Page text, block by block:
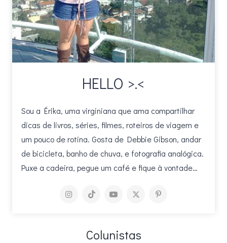
HELLO >.<
Sou a Érika, uma virginiana que ama compartilhar
dicas de livros, séries, filmes, roteiros de viagem e
um pouco de rotina. Gosta de Debbie Gibson, andar
de bicicleta, banho de chuva, e fotografia analógica.
Puxe a cadeira, pegue um café e fique à vontade…
Colunistas